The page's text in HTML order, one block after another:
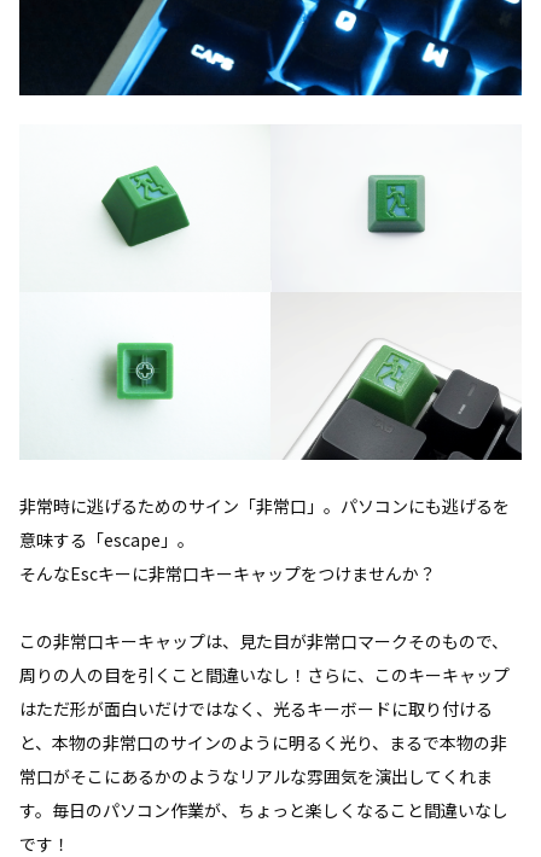
非常時に逃げるためのサイン「非常口」。パソコンにも逃げるを
意味する「escape」。
そんなEscキーに非常口キーキャップをつけませんか？
この非常口キーキャップは、見た目が非常口マークそのもので、
周りの人の目を引くこと間違いなし！さらに、このキーキャップ
はただ形が面白いだけではなく、光るキーボードに取り付ける
と、本物の非常口のサインのように明るく光り、まるで本物の非
常口がそこにあるかのようなリアルな雰囲気を演出してくれま
す。毎日のパソコン作業が、ちょっと楽しくなること間違いなし
です！